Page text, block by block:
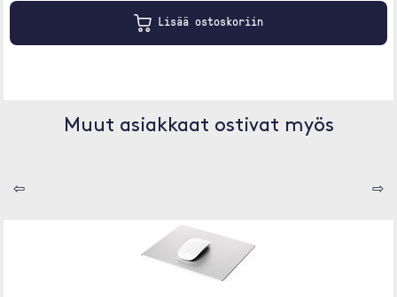
Lisää ostoskoriin
Muut asiakkaat ostivat myös
⇦ ⇨